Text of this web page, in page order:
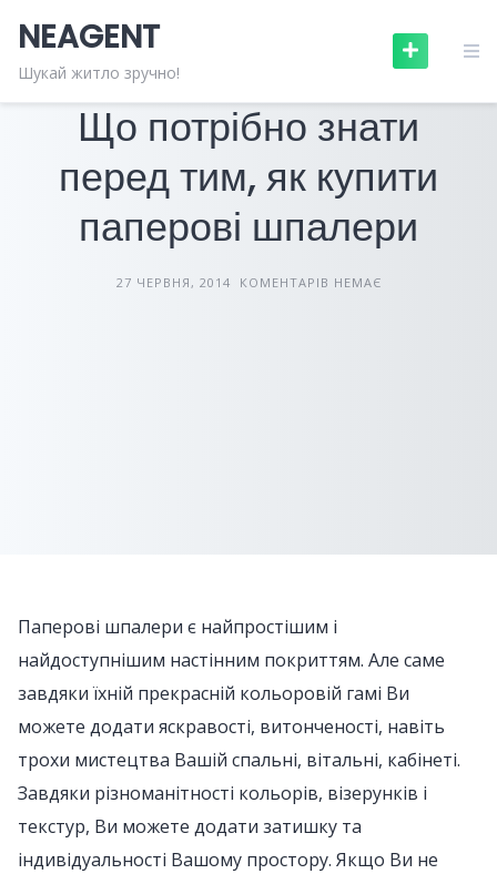
content
NEAGENT
Шукай житло зручно!БУДІВЕЛЬНІ МАТЕРІАЛИ
Що потрібно знати
перед тим, як купити
паперові шпалери
27 ЧЕРВНЯ, 2014 КОМЕНТАРІВ НЕМАЄ
Паперові шпалери є найпростішим і
найдоступнішим настінним покриттям. Але саме
завдяки їхній прекрасній кольоровій гамі Ви
можете додати яскравості, витонченості, навіть
трохи мистецтва Вашій спальні, вітальні, кабінеті.
Завдяки різноманітності кольорів, візерунків і
текстур, Ви можете додати затишку та
індивідуальності Вашому простору. Якщо Ви не